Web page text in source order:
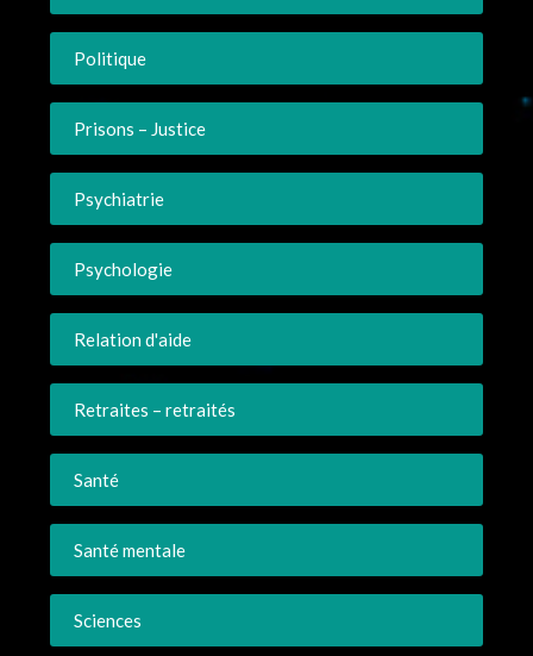
Politique
Prisons – Justice
Psychiatrie
Psychologie
Relation d'aide
Retraites – retraités
Santé
Santé mentale
Sciences